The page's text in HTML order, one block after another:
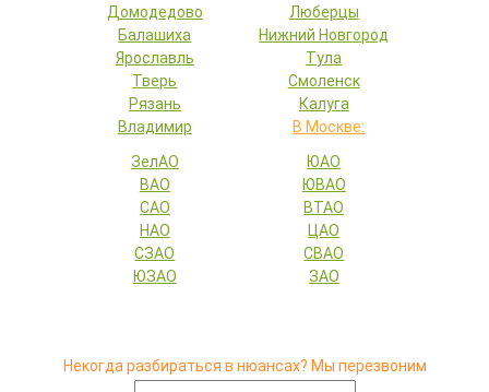
Домодедово
Люберцы
Балашиха
Нижний Новгород
Ярославль
Тула
Тверь
Смоленск
Рязань
Калуга
Владимир
В Москве:
ЗелАО
ЮАО
ВАО
ЮВАО
САО
ВТАО
НАО
ЦАО
СЗАО
СВАО
ЮЗАО
ЗАО
Некогда разбираться в нюансах? Мы перезвоним